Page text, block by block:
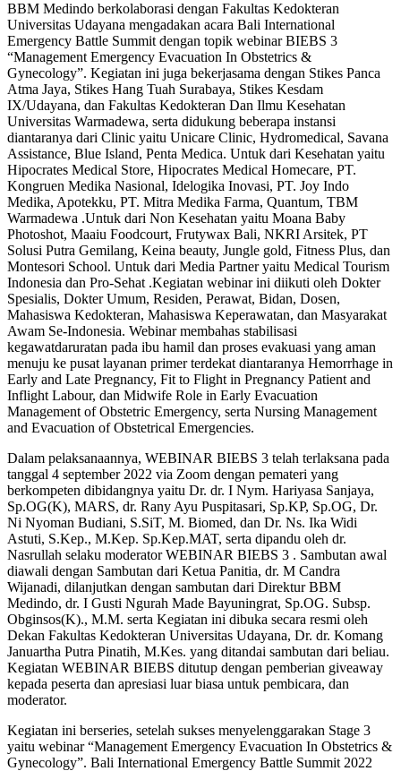
BBM Medindo berkolaborasi dengan Fakultas Kedokteran
Universitas Udayana mengadakan acara Bali International
Emergency Battle Summit dengan topik webinar BIEBS 3
“Management Emergency Evacuation In Obstetrics &
Gynecology”. Kegiatan ini juga bekerjasama dengan Stikes Panca
Atma Jaya, Stikes Hang Tuah Surabaya, Stikes Kesdam
IX/Udayana, dan Fakultas Kedokteran Dan Ilmu Kesehatan
Universitas Warmadewa, serta didukung beberapa instansi
diantaranya dari Clinic yaitu Unicare Clinic, Hydromedical, Savana
Assistance, Blue Island, Penta Medica. Untuk dari Kesehatan yaitu
Hipocrates Medical Store, Hipocrates Medical Homecare, PT.
Kongruen Medika Nasional, Idelogika Inovasi, PT. Joy Indo
Medika, Apotekku, PT. Mitra Medika Farma, Quantum, TBM
Warmadewa .Untuk dari Non Kesehatan yaitu Moana Baby
Photoshot, Maaiu Foodcourt, Frutywax Bali, NKRI Arsitek, PT
Solusi Putra Gemilang, Keina beauty, Jungle gold, Fitness Plus, dan
Montesori School. Untuk dari Media Partner yaitu Medical Tourism
Indonesia dan Pro-Sehat .Kegiatan webinar ini diikuti oleh Dokter
Spesialis, Dokter Umum, Residen, Perawat, Bidan, Dosen,
Mahasiswa Kedokteran, Mahasiswa Keperawatan, dan Masyarakat
Awam Se-Indonesia. Webinar membahas stabilisasi
kegawatdaruratan pada ibu hamil dan proses evakuasi yang aman
menuju ke pusat layanan primer terdekat diantaranya Hemorrhage in
Early and Late Pregnancy, Fit to Flight in Pregnancy Patient and
Inflight Labour, dan Midwife Role in Early Evacuation
Management of Obstetric Emergency, serta Nursing Management
and Evacuation of Obstetrical Emergencies.
Dalam pelaksanaannya, WEBINAR BIEBS 3 telah terlaksana pada
tanggal 4 september 2022 via Zoom dengan pemateri yang
berkompeten dibidangnya yaitu Dr. dr. I Nym. Hariyasa Sanjaya,
Sp.OG(K), MARS, dr. Rany Ayu Puspitasari, Sp.KP, Sp.OG, Dr.
Ni Nyoman Budiani, S.SiT, M. Biomed, dan Dr. Ns. Ika Widi
Astuti, S.Kep., M.Kep. Sp.Kep.MAT, serta dipandu oleh dr.
Nasrullah selaku moderator WEBINAR BIEBS 3 . Sambutan awal
diawali dengan Sambutan dari Ketua Panitia, dr. M Candra
Wijanadi, dilanjutkan dengan sambutan dari Direktur BBM
Medindo, dr. I Gusti Ngurah Made Bayuningrat, Sp.OG. Subsp.
Obginsos(K)., M.M. serta Kegiatan ini dibuka secara resmi oleh
Dekan Fakultas Kedokteran Universitas Udayana, Dr. dr. Komang
Januartha Putra Pinatih, M.Kes. yang ditandai sambutan dari beliau.
Kegiatan WEBINAR BIEBS ditutup dengan pemberian giveaway
kepada peserta dan apresiasi luar biasa untuk pembicara, dan
moderator.
Kegiatan ini berseries, setelah sukses menyelenggarakan Stage 3
yaitu webinar “Management Emergency Evacuation In Obstetrics &
Gynecology”. Bali International Emergency Battle Summit 2022